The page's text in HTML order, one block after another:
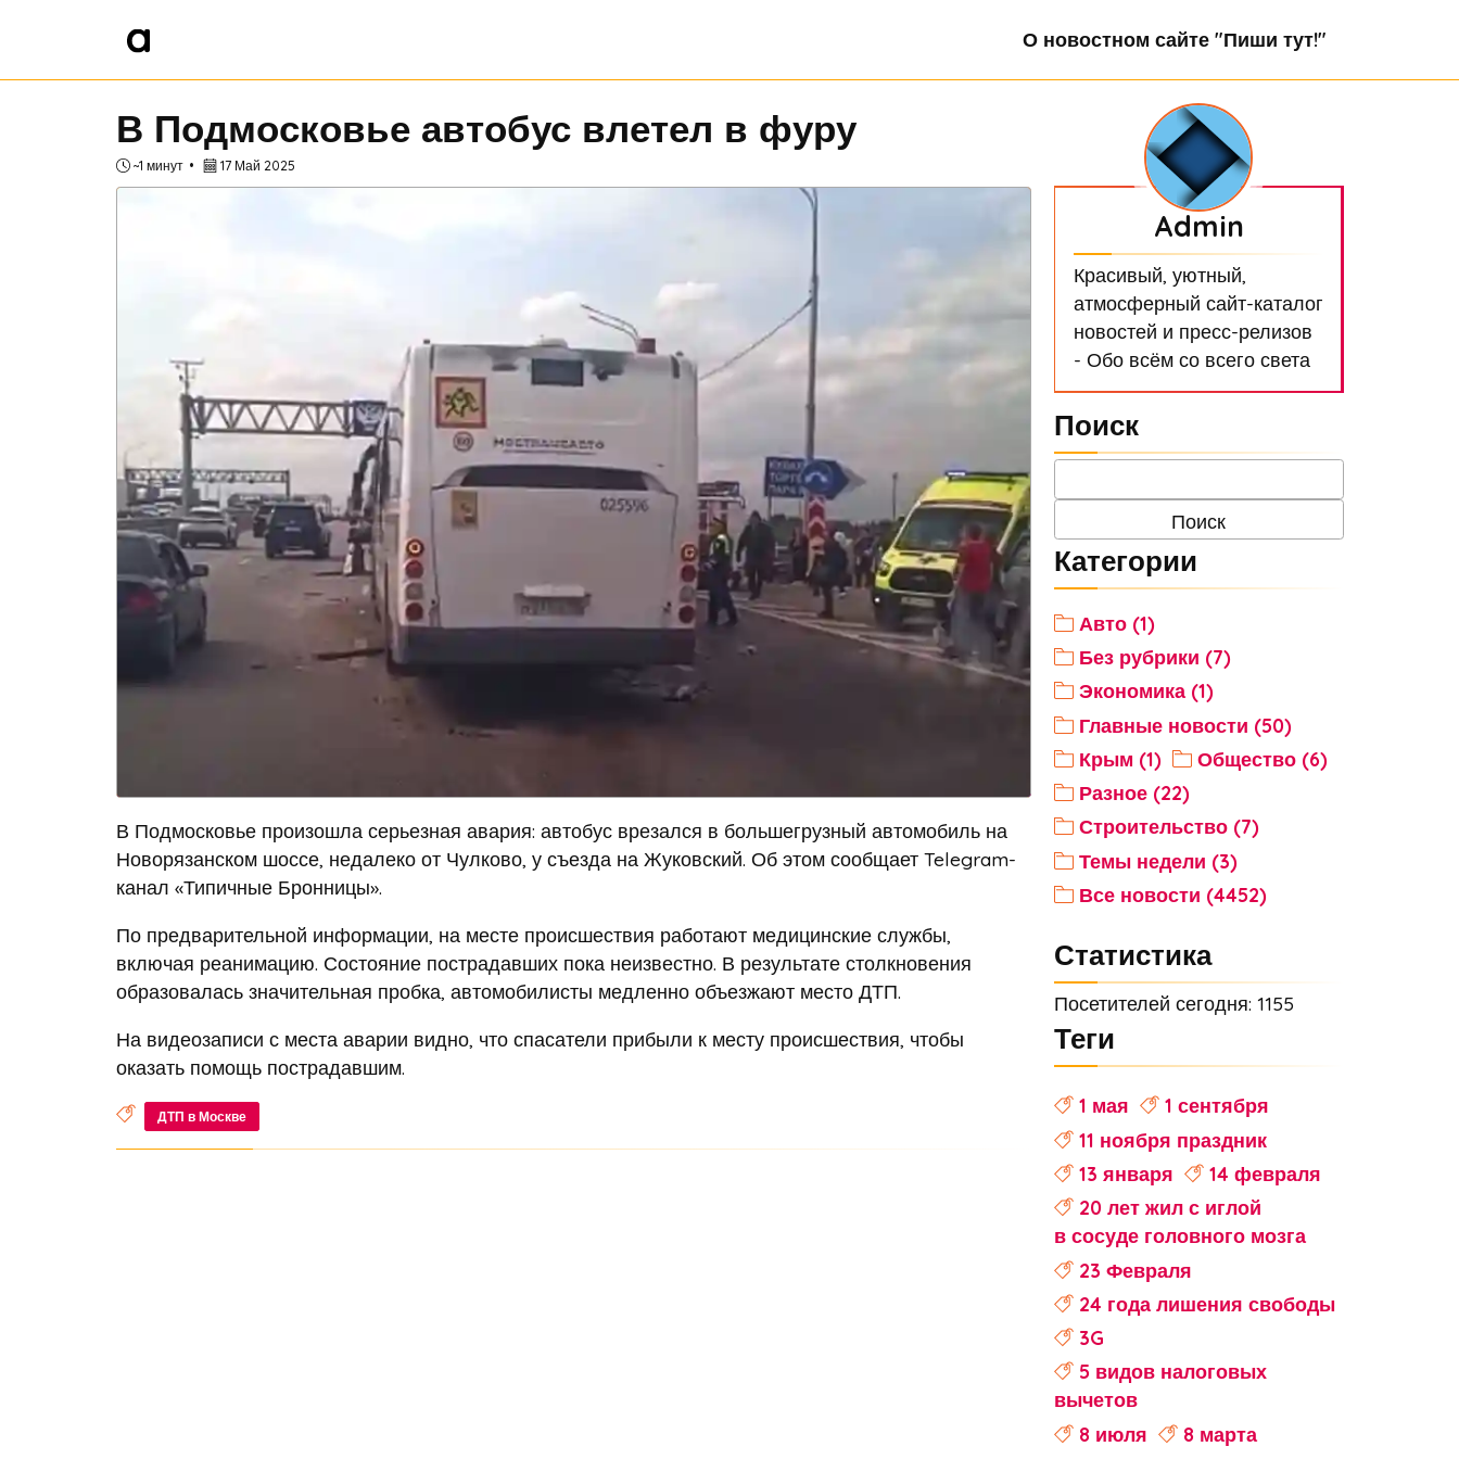
О новостном сайте "Пиши тут!"
В Подмосковье автобус влетел в фуру
~1 минут 17 Май 2025
В Подмосковье произошла серьезная авария: автобус врезался в большегрузный автомобиль на
Новорязанском шоссе, недалеко от Чулково, у съезда на Жуковский. Об этом сообщает Telegram-
канал «Типичные Бронницы».
По предварительной информации, на месте происшествия работают медицинские службы,
включая реанимацию. Состояние пострадавших пока неизвестно. В результате столкновения
образовалась значительная пробка, автомобилисты медленно объезжают место ДТП.
На видеозаписи с места аварии видно, что спасатели прибыли к месту происшествия, чтобы
оказать помощь пострадавшим.
ДТП в Москве
Admin
Красивый, уютный,
атмосферный сайт-каталог
новостей и пресс-релизов
- Обо всём со всего света
Поиск
Категории
Авто (1)
Без рубрики (7)
Экономика (1)
Главные новости (50)
Крым (1)
Общество (6)
Разное (22)
Строительство (7)
Темы недели (3)
Все новости (4452)
Статистика
Посетителей сегодня: 1155
Теги
1 мая
1 сентября
11 ноября праздник
13 января
14 февраля
20 лет жил с иглой
в сосуде головного мозга
23 Февраля
24 года лишения свободы
3G
5 видов налоговых
вычетов
8 июля
8 марта